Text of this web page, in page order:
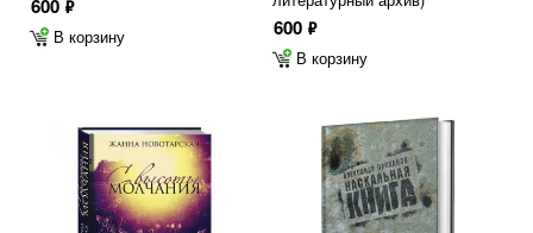
600 ф
В корзину 600 ф
В корзину